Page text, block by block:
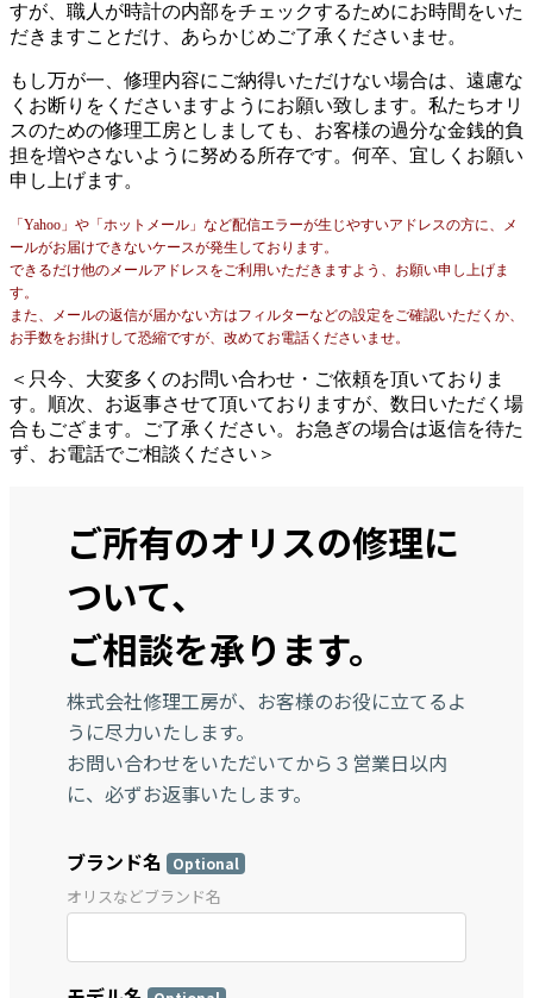
すが、職人が時計の内部をチェックするためにお時間をいた
だきますことだけ、あらかじめご了承くださいませ。
もし万が一、修理内容にご納得いただけない場合は、遠慮な
くお断りをくださいますようにお願い致します。私たちオリ
スのための修理工房としましても、お客様の過分な金銭的負
担を増やさないように努める所存です。何卒、宜しくお願い
申し上げます。
「Yahoo」や「ホットメール」など配信エラーが生じやすいアドレスの方に、メ
ールがお届けできないケースが発生しております。
できるだけ他のメールアドレスをご利用いただきますよう、お願い申し上げま
す。
また、メールの返信が届かない方はフィルターなどの設定をご確認いただくか、
お手数をお掛けして恐縮ですが、改めてお電話くださいませ。
＜只今、大変多くのお問い合わせ・ご依頼を頂いておりま
す。順次、お返事させて頂いておりますが、数日いただく場
合もござます。ご了承ください。お急ぎの場合は返信を待た
ず、お電話でご相談ください＞